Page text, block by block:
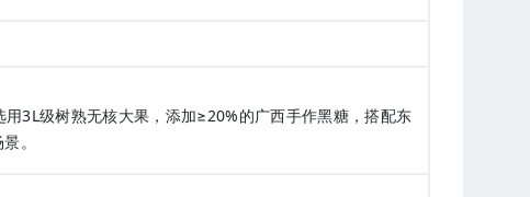
3L级树熟无核大果，添加≥20%的广西手作黑糖，搭配东
。